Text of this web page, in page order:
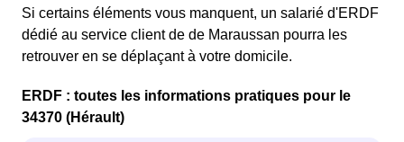
Si certains éléments vous manquent, un salarié d'ERDF
dédié au service client de de Maraussan pourra les
retrouver en se déplaçant à votre domicile.
ERDF : toutes les informations pratiques pour le
34370 (Hérault)